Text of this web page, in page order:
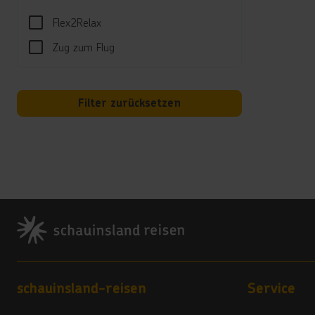
Flex2Relax
Zug zum Flug
Filter zurücksetzen
Footer
Footer navigation
schauinsland-reisen Service